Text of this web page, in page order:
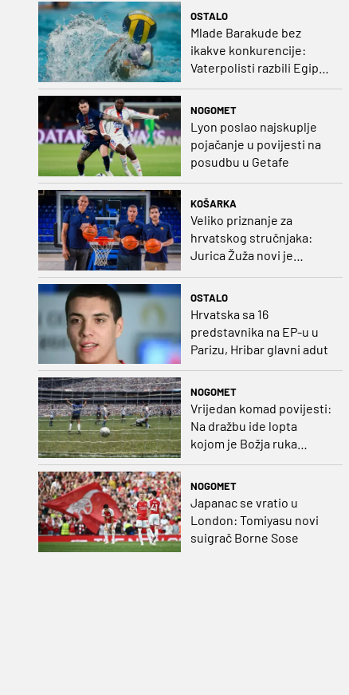
OSTALO
Mlade Barakude bez
ikakve konkurencije:
Vaterpolisti razbili Egipat
za polufinale SP-a!
NOGOMET
Lyon poslao najskuplje
pojačanje u povijesti na
posudbu u Getafe
KOŠARKA
Veliko priznanje za
hrvatskog stručnjaka:
Jurica Žuža novi je
OSTALO
Hrvatska sa 16
predstavnika na EP-u u
Parizu, Hribar glavni adut
NOGOMET
Vrijedan komad povijesti:
Na dražbu ide lopta
kojom je Božja ruka
NOGOMET
Japanac se vratio u
London: Tomiyasu novi
suigrač Borne Sose